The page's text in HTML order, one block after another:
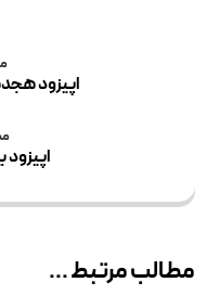
اپیزود
مطالب مرتبط ...